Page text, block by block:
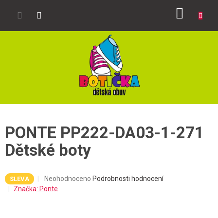
PONTE PP222-DA03-1-271
Dětské boty
SLEVA
Průměrné
hodnocení
Neohodnoceno Podrobnosti hodnocení
Značka: Ponte